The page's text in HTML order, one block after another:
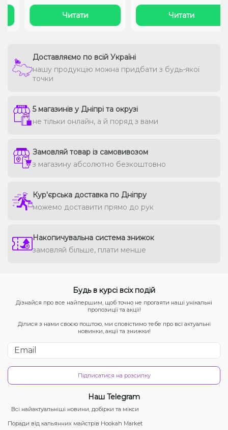
Читати Читати
Доставляємо по всій Україні
нашу продукцію можна придбати з будь-якої
точки
5 магазинів у Дніпрі та окрузі
не тільки онлайн, а й поряд з вами
Замовляй товар із самовивозом
з магазину абсолютно безкоштовно
Кур'єрська доставка по Дніпру
можемо доставити прямо до рук
Накопичувальна система знижок
замовляй більше, плати менше
Будь в курсі всіх подій
Дізнайся про все найпершим, щоб точно не прогаяти наші унікальні
пропозиції та акції!
Ділися з нами своєю поштою, ми сповістимо тебе про всі актуальні
новинки, акції та знижки!
Підписатися на розсилку
Наш Telegram
Всі найактуальніші новини, добірки та мікси
Поради від кальянних майстрів Hookah Market